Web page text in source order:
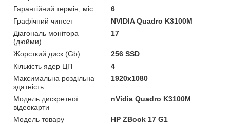
Гарантійний термін, міс.
6
Графічний чипсет
NVIDIA Quadro K3100M
Діагональ монітора
(дюйми)
17
Жорсткий диск (Gb)
256 SSD
Кількість ядер ЦП
4
Максимальна роздільна
здатність
1920x1080
Модель дискретної
відеокарти
nVidia Quadro K3100M
Модель товару
HP ZBook 17 G1